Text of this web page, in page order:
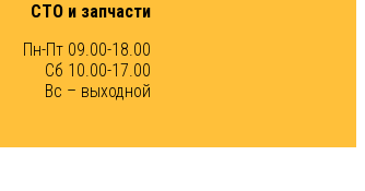
СТО и запчасти
Пн-Пт 09.00-18.00
Сб 10.00-17.00
Вс – выходной